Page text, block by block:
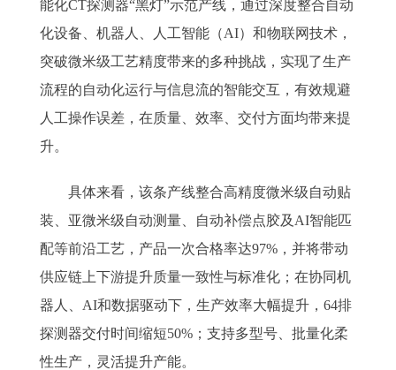
能化CT探测器“黑灯”示范产线，通过深度整合自动
化设备、机器人、人工智能（AI）和物联网技术，
突破微米级工艺精度带来的多种挑战，实现了生产
流程的自动化运行与信息流的智能交互，有效规避
人工操作误差，在质量、效率、交付方面均带来提
升。
具体来看，该条产线整合高精度微米级自动贴
装、亚微米级自动测量、自动补偿点胶及AI智能匹
配等前沿工艺，产品一次合格率达97%，并将带动
供应链上下游提升质量一致性与标准化；在协同机
器人、AI和数据驱动下，生产效率大幅提升，64排
探测器交付时间缩短50%；支持多型号、批量化柔
性生产，灵活提升产能。